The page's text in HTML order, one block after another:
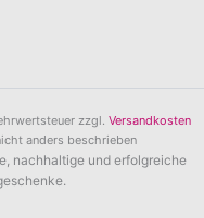
zzgl. Versandkosten
anders beschrieben
nachhaltige und erfolgreiche